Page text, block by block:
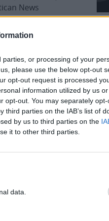
or processing of your
please use the below opt-out
opt-out request is processed
information utilized by us
opt-out. You may separately
parties on the IAB’s list of
by us to third parties on the
it to other third parties.
data.
News
fascynacji
i wielkim
umocniony na